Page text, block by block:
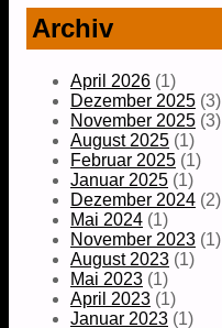
Archiv
April 2026 (1)
Dezember 2025 (3)
November 2025 (3)
August 2025 (1)
Februar 2025 (1)
Januar 2025 (1)
Dezember 2024 (2)
Mai 2024 (1)
November 2023 (1)
August 2023 (1)
Mai 2023 (1)
April 2023 (1)
Januar 2023 (1)